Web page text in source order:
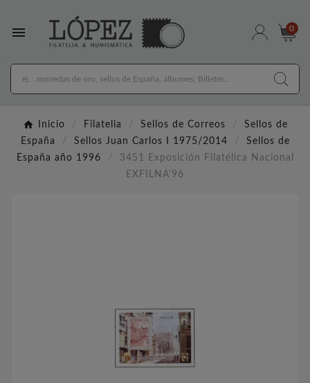
 0
Inicio Filatelia Sellos de Correos
Sellos de
España
Sellos Juan Carlos I 1975/2014
Sellos de
España año 1996
3451 Exposición Filatélica Nacional
EXFILNA'96